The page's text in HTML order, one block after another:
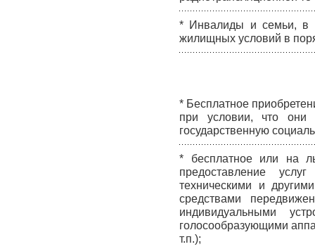
* Инвалиды и семьи, в
жилищных условий в
* Бесплатное
при условии, что они
государственную
* бесплатное или на
предоставление
техническими и
средствами
индивидуальными
голосообразующими
т.п.);